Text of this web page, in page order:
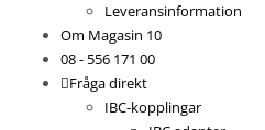
Leveransinformation
Om Magasin 10
08 - 556 171 00
Fråga direkt
IBC-kopplingar